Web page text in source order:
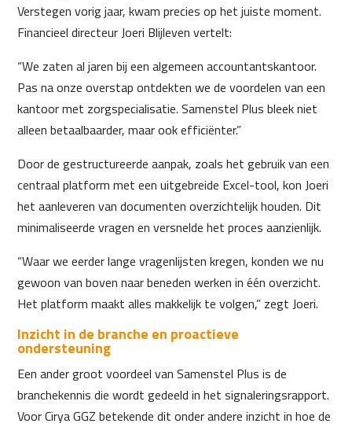
Verstegen vorig jaar, kwam precies op het juiste moment.
Financieel directeur Joeri Blijleven vertelt:
“We zaten al jaren bij een algemeen accountantskantoor.
Pas na onze overstap ontdekten we de voordelen van een
kantoor met zorgspecialisatie. Samenstel Plus bleek niet
alleen betaalbaarder, maar ook efficiënter.”
Door de gestructureerde aanpak, zoals het gebruik van een
centraal platform met een uitgebreide Excel-tool, kon Joeri
het aanleveren van documenten overzichtelijk houden. Dit
minimaliseerde vragen en versnelde het proces aanzienlijk.
“Waar we eerder lange vragenlijsten kregen, konden we nu
gewoon van boven naar beneden werken in één overzicht.
Het platform maakt alles makkelijk te volgen,” zegt Joeri.
Inzicht in de branche en proactieve
ondersteuning
Een ander groot voordeel van Samenstel Plus is de
branchekennis die wordt gedeeld in het signaleringsrapport.
Voor Cirya GGZ betekende dit onder andere inzicht in hoe de